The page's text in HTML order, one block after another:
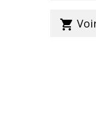
shopping_cart